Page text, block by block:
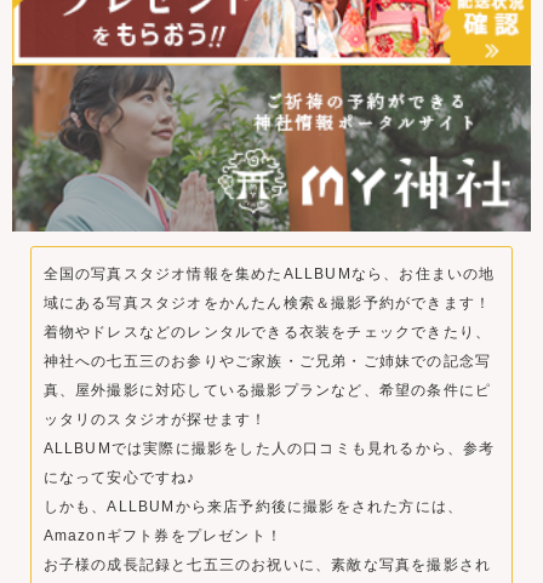
全国の写真スタジオ情報を集めたALLBUMなら、お住まいの地
域にある写真スタジオをかんたん検索＆撮影予約ができます！
着物やドレスなどのレンタルできる衣装をチェックできたり、
神社への七五三のお参りやご家族・ご兄弟・ご姉妹での記念写
真、屋外撮影に対応している撮影プランなど、希望の条件にピ
ッタリのスタジオが探せます！
ALLBUMでは実際に撮影をした人の口コミも見れるから、参考
になって安心ですね♪
しかも、ALLBUMから来店予約後に撮影をされた方には、
Amazonギフト券をプレゼント！
お子様の成長記録と七五三のお祝いに、素敵な写真を撮影され